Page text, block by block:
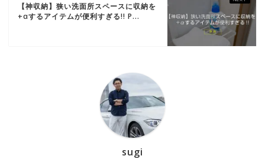
【神収納】狭い洗面所スペースに収納を
+αするアイテムが便利すぎる!! P...
sugi